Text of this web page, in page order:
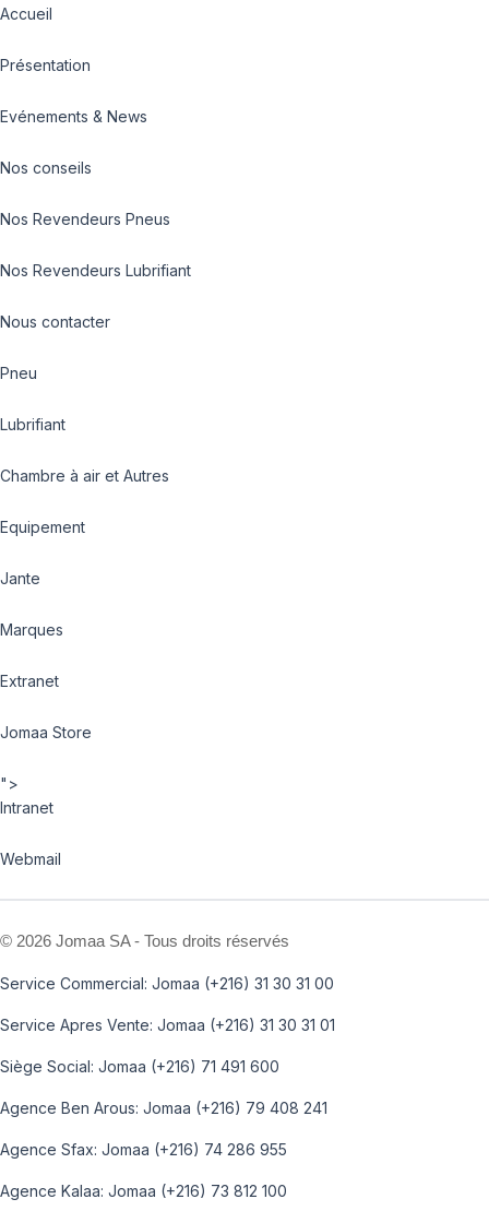
Accueil
Présentation
Evénements & News
Nos conseils
Nos Revendeurs Pneus
Nos Revendeurs Lubrifiant
Nous contacter
Pneu
Lubrifiant
Chambre à air et Autres
Equipement
Jante
Marques
Extranet
Jomaa Store
">
Intranet
Webmail
© 2026 Jomaa SA - Tous droits réservés
Service Commercial: Jomaa (+216) 31 30 31 00
Service Apres Vente: Jomaa (+216) 31 30 31 01
Siège Social: Jomaa (+216) 71 491 600
Agence Ben Arous: Jomaa (+216) 79 408 241
Agence Sfax: Jomaa (+216) 74 286 955
Agence Kalaa: Jomaa (+216) 73 812 100